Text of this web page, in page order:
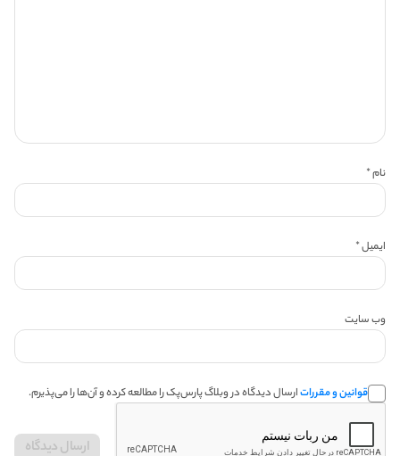
نام*
ایمیل*
وب‌ سایت
قوانین و مقرراتارسال دیدگاه در وبلاگ پارس‌پک را مطالعه کرده و آن‌ها را می‌پذیرم.